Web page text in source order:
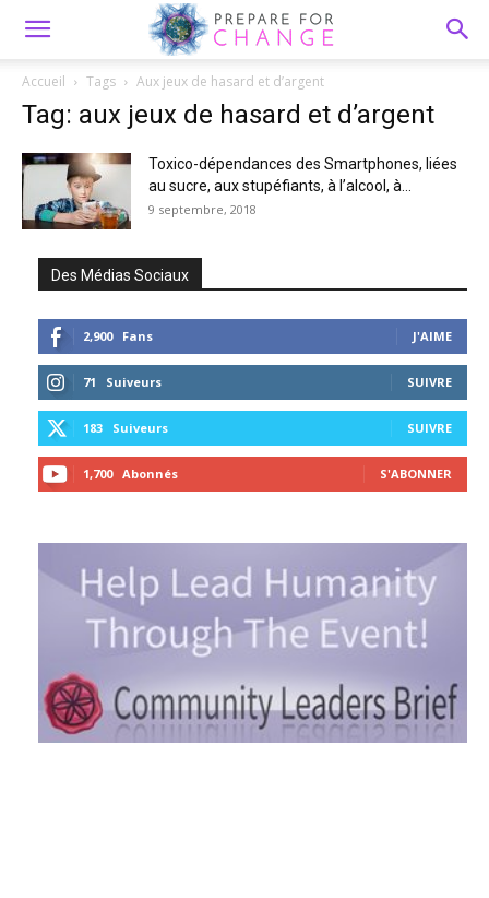
Accueil Tags Aux jeux de hasard et d’argent
Tag: aux jeux de hasard et d’argent
Toxico-dépendances des Smartphones, liées
au sucre, aux stupéfiants, à l’alcool, à...
9 septembre, 2018
Des Médias Sociaux
2,900 Fans J'AIME
71 Suiveurs SUIVRE
183 Suiveurs SUIVRE
1,700 Abonnés S'ABONNER